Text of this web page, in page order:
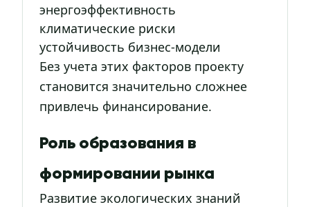
энергоэффективность
климатические риски
устойчивость бизнес-модели
Без учета этих факторов проекту
становится значительно сложнее
привлечь финансирование.
Роль образования в
формировании рынка
Развитие экологических знаний